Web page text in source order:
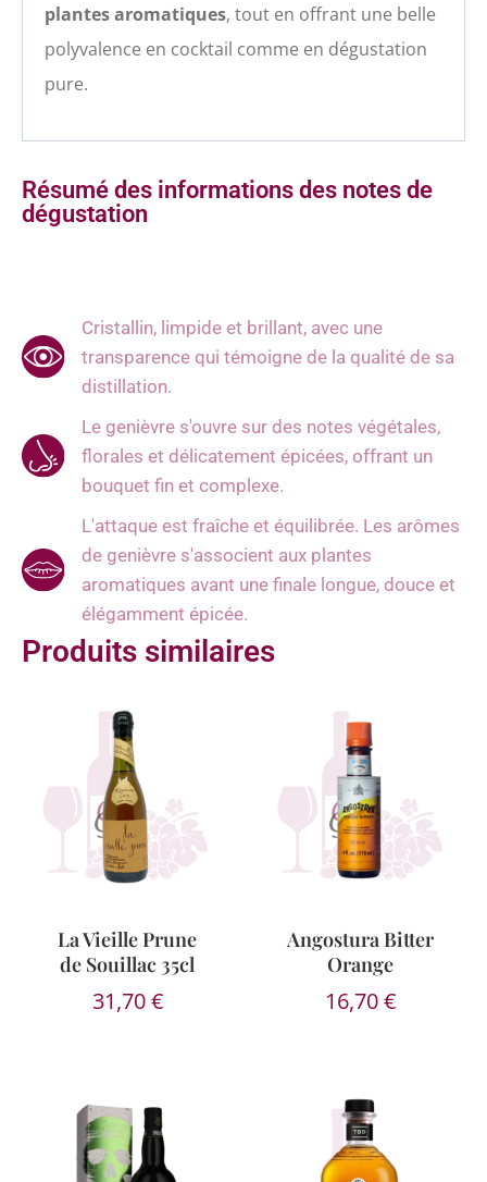
plantes aromatiques, tout en offrant une belle
polyvalence en cocktail comme en dégustation
pure.
Résumé des informations des notes de
dégustation
Cristallin, limpide et brillant, avec une
transparence qui témoigne de la qualité de sa
distillation.
Le genièvre s'ouvre sur des notes végétales,
florales et délicatement épicées, offrant un
bouquet fin et complexe.
L'attaque est fraîche et équilibrée. Les arômes
de genièvre s'associent aux plantes
aromatiques avant une finale longue, douce et
élégamment épicée.
Produits similaires
La Vieille Prune
de Souillac 35cl
31,70€
Angostura Bitter
Orange
16,70€